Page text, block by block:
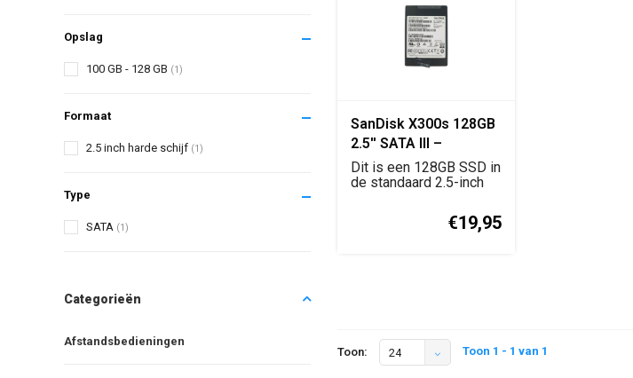
Opslag
100 GB - 128 GB (1)
Formaat
2.5 inch harde schijf (1)
Type
SATA (1)
Categorieën
Afstandsbedieningen
SanDisk X300s 128GB
2.5'' SATA III –
SD7SB3Q-128G
Dit is een 128GB SSD in
de standaard 2.5-inch
€19,95
Toon: 24 Toon 1 - 1 van 1